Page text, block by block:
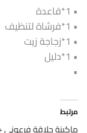
• 1*قاعدة
• 1*فرشاة لتنظيف
• 1*زجاجة زيت
• 1*دليل
•
مرتبط
ماكينة حلاقة فرعوني